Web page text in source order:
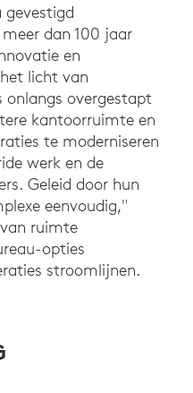
gevestigd
dan 100 jaar
en
licht van
onlangs overgestapt
kantoorruimte en
te moderniseren
werk en de
Geleid door hun
eenvoudig,"
ruimte
opties
stroomlijnen.